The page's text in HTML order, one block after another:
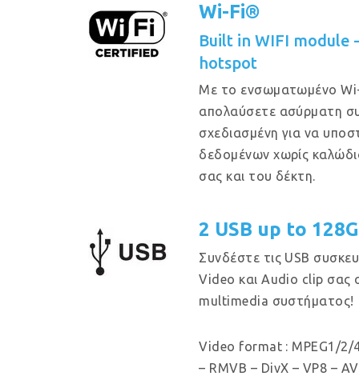
Wi-Fi®
Built in WIFI module
hotspot
Με το ενσωματωμένο
απολαύσετε ασύρματη
σχεδιασμένη για να
δεδομένων χωρίς
σας και του δέκτη.
2 USB up to
Συνδέστε τις USB
Video και Audio clip σας
multimedia συστήματος!
Video format : MPEG1/2/
– RMVB – DivX – VP8 –